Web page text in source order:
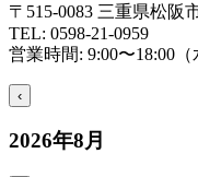
〒515-0083 三重県松阪
TEL: 0598-21-0959
営業時間: 9:00〜18:00（
‹
2026年8月